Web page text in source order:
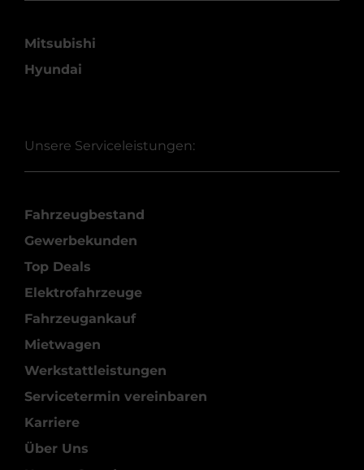
Mitsubishi
Hyundai
Unsere Serviceleistungen:
Fahrzeugbestand
Gewerbekunden
Top Deals
Elektrofahrzeuge
Fahrzeugankauf
Mietwagen
Werkstattleistungen
Servicetermin vereinbaren
Karriere
Über Uns